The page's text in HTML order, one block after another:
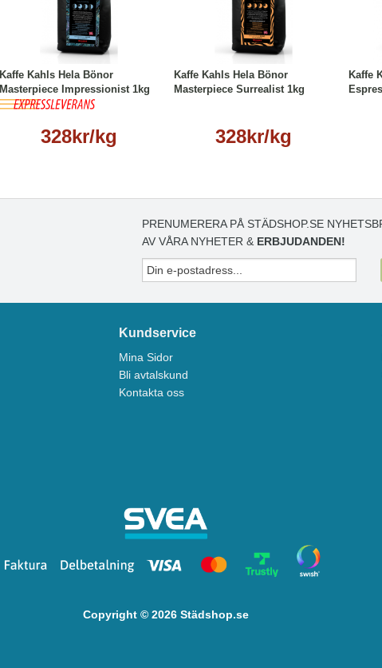
Kaffe Kahls Hela Bönor
Masterpiece Impressionist 1kg
328kr/kg
Läs mer
Kaffe Kahls Hela Bönor
Masterpiece Surrealist 1kg
328kr/kg
Läs mer
Kaffe
PRENUMERERA PÅ STÄDSHOP.SE
AV VÅRA NYHETER & ERBJUDANDEN!
Kundservice
Mina Sidor
Bli avtalskund
Kontakta oss
Copyright © 2026 Städshop.se